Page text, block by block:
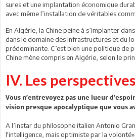
sures et une implantation économique
avec même l’installation de véritables
En Algérie, la Chine peine à s’implanter
dans le domaine des infrastructures et du
prédominante. C’est bien une politique de
Chine mène compris en Algérie, selon le
IV. Les perspectives
Vous n’entrevoyez pas une lueur
vision presque apocalyptique que vous
A l’instar du philosophe italien Antonio
l'intelligence, mais optimiste par la